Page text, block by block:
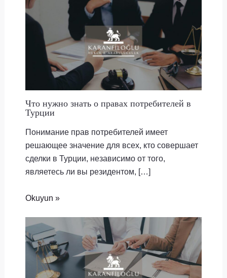
Что нужно знать о правах потребителей в
Турции
Понимание прав потребителей имеет
решающее значение для всех, кто совершает
сделки в Турции, независимо от того,
являетесь ли вы резидентом, […]
Okuyun »